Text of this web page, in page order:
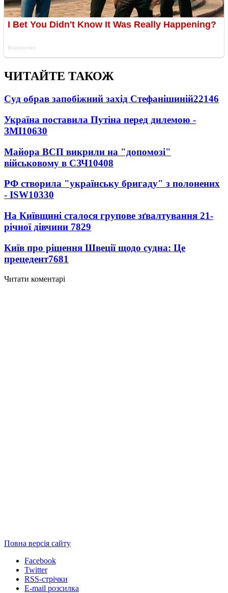
ЧИТАЙТЕ ТАКОЖ
Суд обрав запобіжний захід Стефанішиній22146
Україна поставила Путіна перед дилемою -
ЗМІ10630
Майора ВСП викрили на "допомозі"
військовому в СЗЧ10408
РФ створила "українську бригаду" з полонених
- ISW10330
На Київщині сталося групове зґвалтування 21-
річної дівчини 7829
Київ про рішення Швеції щодо судна: Це
прецедент7681
Читати коментарі
Повна версія сайту
Facebook
Twitter
RSS-стрічки
E-mail розсилка